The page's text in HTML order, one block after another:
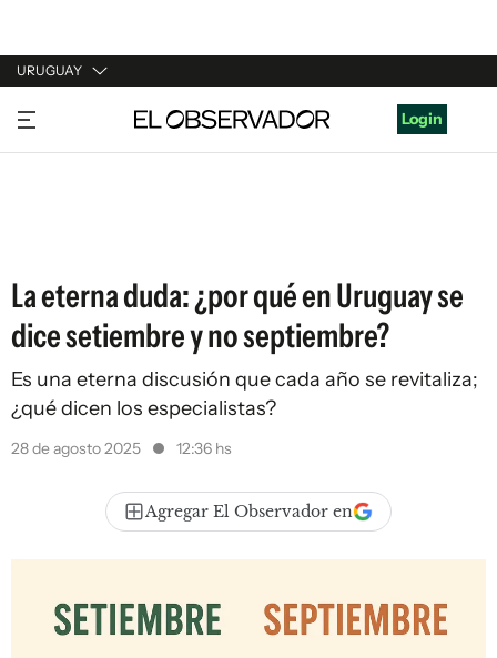
URUGUAY
URUGUAY
ARGENTINA
Login
La eterna duda: ¿por qué en Uruguay se
dice setiembre y no septiembre?
Es una eterna discusión que cada año se revitaliza;
¿qué dicen los especialistas?
28 de agosto 2025 12:36 hs
Agregar El Observador en